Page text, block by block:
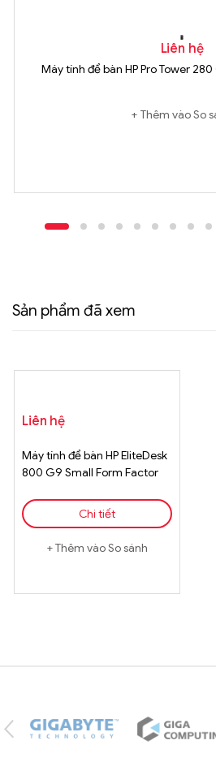
Liên hệ
Máy tính để bàn HP Pro Tower
Thêm vào So
Sản phẩm đã xem
Liên hệ
Máy tính để bàn HP EliteDesk
800 G9 Small Form Factor
Chi tiết
Thêm vào So sánh